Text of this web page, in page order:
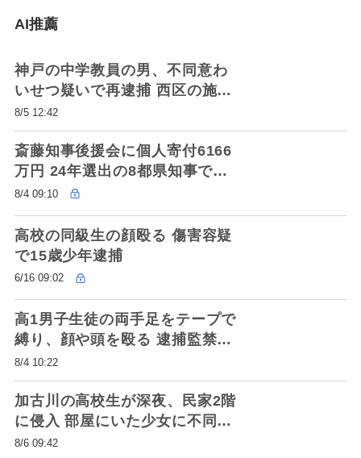
AI推薦
神戸の中学教員の男、不同意わ
いせつ疑いで再逮捕 西区の施設
で少女に、「間違いない」と認
める
8/5 12:42
斎藤知事後援会に個人寄付6166
万円 24年選出の8都県知事で最
高額 県外からの寄付も最多 収支
報告書比較
8/4 09:10
高校の同級生の顔殴る 傷害容疑
で15歳少年逮捕
6/16 09:02
高1男子生徒の両手足をテープで
縛り、顔や頭を殴る 逮捕監禁な
どの疑いで17歳少年逮捕 神戸
8/4 10:22
加古川の高校生が深夜、民家2階
に侵入 部屋にいた少女に不同意
わいせつ疑いで逮捕
8/6 09:42